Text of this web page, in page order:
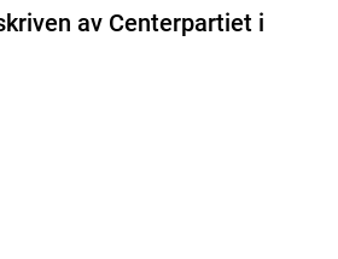
av Centerpartiet i